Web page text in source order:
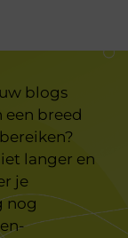
blogs
een breed
langer en
je
nog